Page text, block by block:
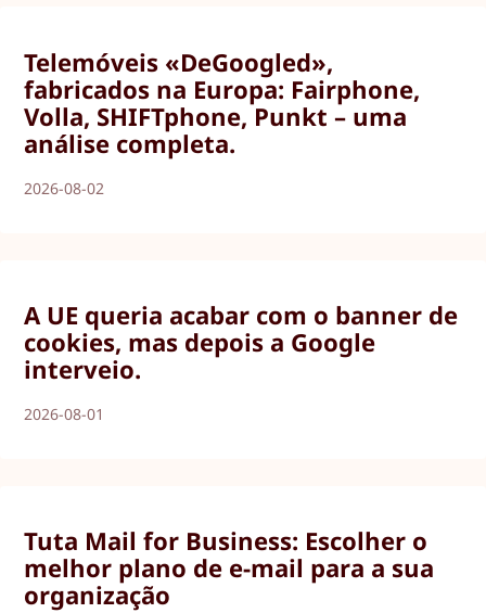
Telemóveis «DeGoogled»,
fabricados na Europa: Fairphone,
Volla, SHIFTphone, Punkt – uma
análise completa.
2026-08-02
A UE queria acabar com o banner de
cookies, mas depois a Google
interveio.
2026-08-01
Tuta Mail for Business: Escolher o
melhor plano de e-mail para a sua
organização